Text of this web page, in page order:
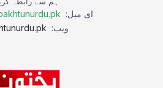
ای میل:
ویب: